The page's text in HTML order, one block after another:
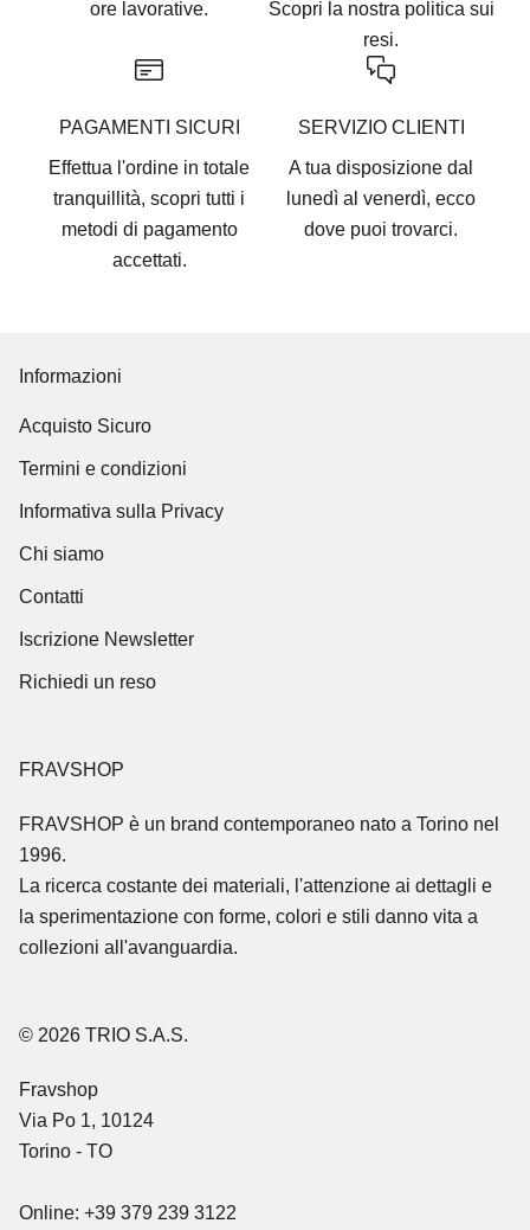
ore lavorative.
Scopri la nostra politica sui
resi.
PAGAMENTI SICURI
Effettua l'ordine in totale
tranquillità, scopri tutti i
metodi di pagamento
accettati.
SERVIZIO CLIENTI
A tua disposizione dal
lunedì al venerdì, ecco
dove puoi trovarci.
Informazioni
Acquisto Sicuro
Termini e condizioni
Informativa sulla Privacy
Chi siamo
Contatti
Iscrizione Newsletter
Richiedi un reso
FRAVSHOP
FRAVSHOP è un brand contemporaneo nato a Torino nel
1996.
La ricerca costante dei materiali, l'attenzione ai dettagli e
la sperimentazione con forme, colori e stili danno vita a
collezioni all'avanguardia.
© 2026 TRIO S.A.S.
Fravshop
Via Po 1, 10124
Torino - TO
Online: +39 379 239 3122